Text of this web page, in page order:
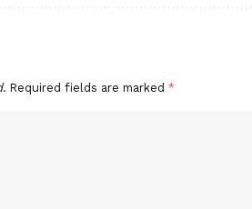
Required fields are marked *